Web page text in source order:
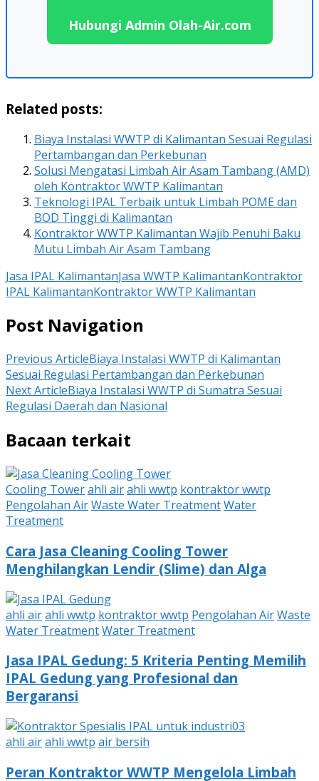
Hubungi Admin Olah-Air.com
Related posts:
Biaya Instalasi WWTP di Kalimantan Sesuai Regulasi
Pertambangan dan Perkebunan
Solusi Mengatasi Limbah Air Asam Tambang (AMD)
oleh Kontraktor WWTP Kalimantan
Teknologi IPAL Terbaik untuk Limbah POME dan
BOD Tinggi di Kalimantan
Kontraktor WWTP Kalimantan Wajib Penuhi Baku
Mutu Limbah Air Asam Tambang
Jasa IPAL KalimantanJasa WWTP KalimantanKontraktor
IPAL KalimantanKontraktor WWTP Kalimantan
Post Navigation
Previous ArticleBiaya Instalasi WWTP di Kalimantan
Sesuai Regulasi Pertambangan dan Perkebunan
Next ArticleBiaya Instalasi WWTP di Sumatra Sesuai
Regulasi Daerah dan Nasional
Bacaan terkait
Cooling Towerahli airahli wwtp kontraktor wwtp
Pengolahan AirWaste Water TreatmentWater
Treatment
Cara Jasa Cleaning Cooling Tower
Menghilangkan Lendir (Slime) dan Alga
ahli airahli wwtp kontraktor wwtp Pengolahan AirWaste
Water TreatmentWater Treatment
Jasa IPAL Gedung: 5 Kriteria Penting Memilih
IPAL Gedung yang Profesional dan
Bergaransi
ahli airahli wwtp air bersih
Peran Kontraktor WWTP Mengelola Limbah